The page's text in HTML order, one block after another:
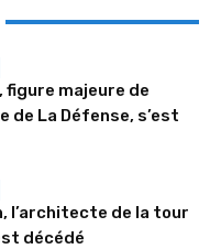
figure majeure de
de La Défense, s’est
l’architecte de la tour
décédé